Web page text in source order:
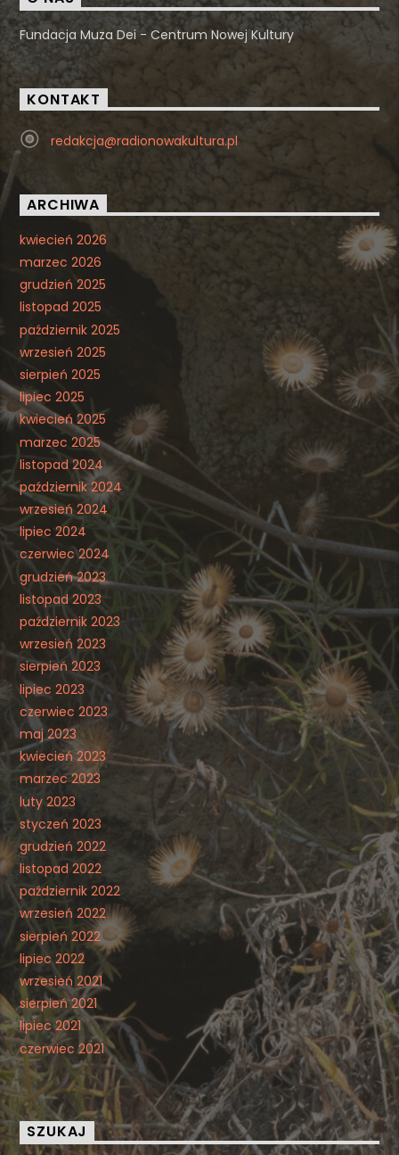
Fundacja Muza Dei - Centrum Nowej Kultury
KONTAKT
redakcja@radionowakultura.pl
ARCHIWA
kwiecień 2026
marzec 2026
grudzień 2025
listopad 2025
październik 2025
wrzesień 2025
sierpień 2025
lipiec 2025
kwiecień 2025
marzec 2025
listopad 2024
październik 2024
wrzesień 2024
lipiec 2024
czerwiec 2024
grudzień 2023
listopad 2023
październik 2023
wrzesień 2023
sierpień 2023
lipiec 2023
czerwiec 2023
maj 2023
kwiecień 2023
marzec 2023
luty 2023
styczeń 2023
grudzień 2022
listopad 2022
październik 2022
wrzesień 2022
sierpień 2022
lipiec 2022
wrzesień 2021
sierpień 2021
lipiec 2021
czerwiec 2021
SZUKAJ